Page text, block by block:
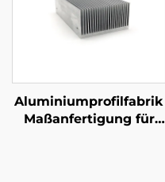
Aluminiumprofilfabrik
Maßanfertigung für